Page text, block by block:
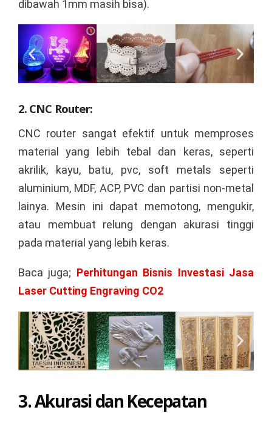
dibawah 1mm masih bisa).
2. CNC Router:
CNC router sangat efektif untuk memproses
material yang lebih tebal dan keras, seperti
akrilik, kayu, batu, pvc, soft metals seperti
aluminium, MDF, ACP, PVC dan partisi non-metal
lainya. Mesin ini dapat memotong, mengukir,
atau membuat relung dengan akurasi tinggi
pada material yang lebih keras.
Baca juga; Perhitungan Bisnis Investasi Jasa
Laser Cutting Engraving CO2
3. Akurasi dan Kecepatan